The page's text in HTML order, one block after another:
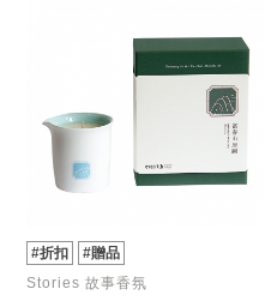
#折扣
#贈品
Stories 故事香氛